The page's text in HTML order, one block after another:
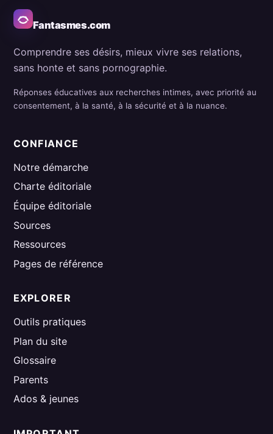
Fantasmes.com
Comprendre ses désirs, mieux vivre ses relations,
sans honte et sans pornographie.
Réponses éducatives aux recherches intimes, avec priorité au
consentement, à la santé, à la sécurité et à la nuance.
CONFIANCE
Notre démarche
Charte éditoriale
Équipe éditoriale
Sources
Ressources
Pages de référence
EXPLORER
Outils pratiques
Plan du site
Glossaire
Parents
Ados & jeunes